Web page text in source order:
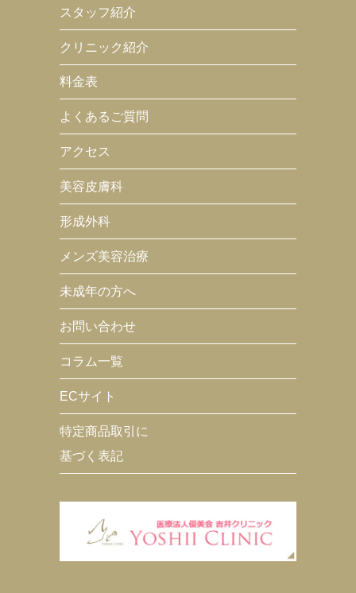
スタッフ紹介
クリニック紹介
料金表
よくあるご質問
アクセス
美容皮膚科
形成外科
メンズ美容治療
未成年の方へ
お問い合わせ
コラム一覧
ECサイト
特定商品取引に
基づく表記